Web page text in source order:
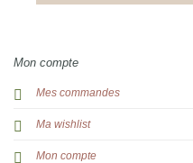
Mon compte
Mes commandes
Ma wishlist
Mon compte